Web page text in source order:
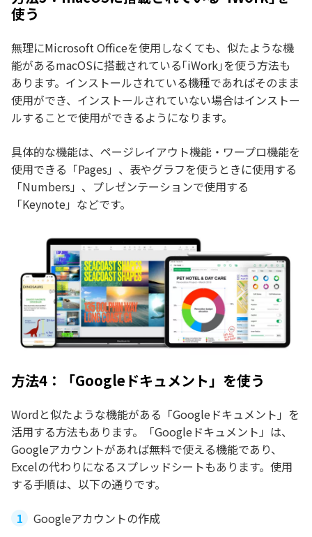
使う
無理にMicrosoft Officeを使用しなくても、似たような機
能があるmacOSに搭載されている｢iWork｣を使う方法も
あります。インストールされている機種であればそのまま
使用ができ、インストールされていない場合はインストー
ルすることで使用ができるようになります。
具体的な機能は、ページレイアウト機能・ワープロ機能を
使用できる「Pages」、表やグラフを使うときに使用する
「Numbers」、プレゼンテーションで使用する
「Keynote」などです。
方法4：「Googleドキュメント」を使う
Wordと似たような機能がある「Googleドキュメント」を
活用する方法もあります。「Googleドキュメント」は、
Googleアカウントがあれば無料で使える機能であり、
Excelの代わりになるスプレッドシートもあります。使用
する手順は、以下の通りです。
Googleアカウントの作成